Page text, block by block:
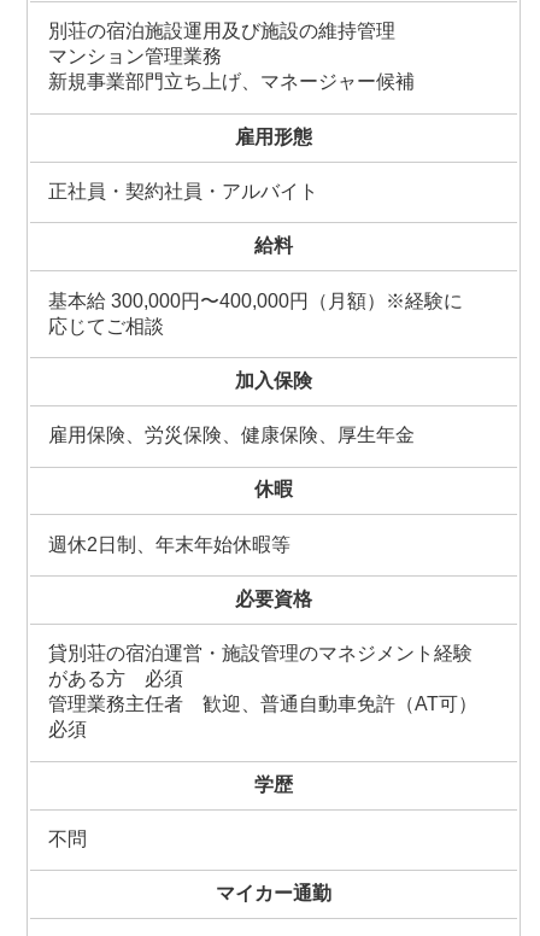
別荘の宿泊施設運用及び施設の維持管理
マンション管理業務
新規事業部門立ち上げ、マネージャー候補
雇用形態
正社員・契約社員・アルバイト
給料
基本給 300,000円〜400,000円（月額）※経験に
応じてご相談
加入保険
雇用保険、労災保険、健康保険、厚生年金
休暇
週休2日制、年末年始休暇等
必要資格
貸別荘の宿泊運営・施設管理のマネジメント経験
がある方 必須
管理業務主任者 歓迎、普通自動車免許（AT可）
必須
学歴
不問
マイカー通勤